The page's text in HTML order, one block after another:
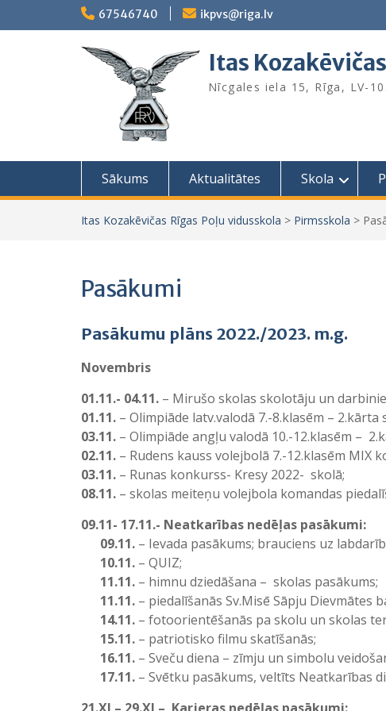
67546740 ikpvs@riga.lv
Itas
Nīcgales iela 15, Rīga, LV-
Sākums Aktualitātes Skola
Itas Kozakēvičas Rīgas Poļu vidusskola > Pirmsskola >
Pasākumi
Pasākumu plāns 2022./2023. m.g.
Novembris
01.11.- 04.11. – Mirušo skolas skolotāju un
01.11. – Olimpiāde latv.valodā 7.-8.klasēm – 2.kārta
03.11. – Olimpiāde angļu valodā 10.-12.klasēm –
02.11. – Rudens kauss volejbolā 7.-12.klasēm MIX
03.11. – Runas konkurss- Kresy 2022- skolā;
08.11. – skolas meiteņu volejbola komandas
09.11- 17.11.- Neatkarības nedēļas pasākumi:
09.11. – Ievada pasākums; brauciens uz
10.11. – QUIZ;
11.11. – himnu dziedāšana – skolas pasākums;
11.11. – piedalīšanās Sv.Misē Sāpju Dievmātes
14.11. – fotoorientēšanās pa skolu un skolas
15.11. – patriotisko filmu skatīšanās;
16.11. – Sveču diena – zīmju un simbolu
17.11. – Svētku pasākums, veltīts Neatkarības